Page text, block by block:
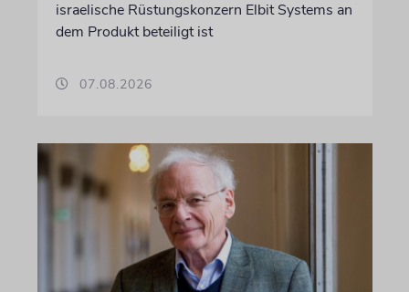
israelische Rüstungskonzern Elbit Systems an
dem Produkt beteiligt ist
07.08.2026